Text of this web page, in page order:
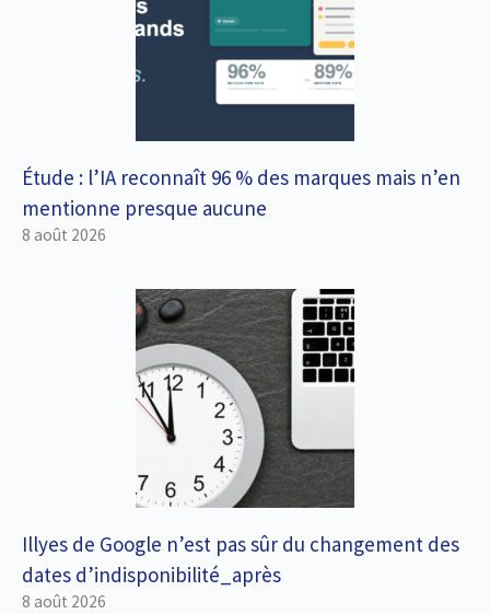
Étude : l’IA reconnaît 96 % des marques mais n’en
mentionne presque aucune
8 août 2026
Illyes de Google n’est pas sûr du changement des
dates d’indisponibilité_après
8 août 2026